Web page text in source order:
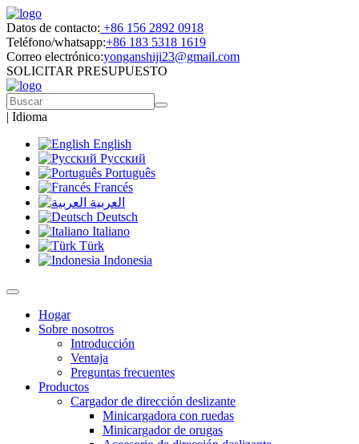
Datos de contacto: +86 156 2892 0918
Teléfono/whatsapp:+86 183 5318 1619
Correo electrónico:yonganshiji23@gmail.com
SOLICITAR PRESUPUESTO
| Idioma
English
Русский
Português
Francés
العربية
Deutsch
Italiano
Türk
Indonesia
Hogar
Sobre nosotros
Introducción
Ventaja
Preguntas frecuentes
Productos
Cargador de dirección deslizante
Minicargadora con ruedas
Minicargador de orugas